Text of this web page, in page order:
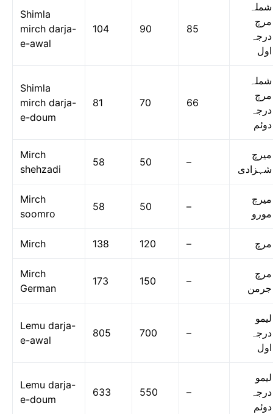
Shimla
mirch darja-
e-awal
104 90 85
شملہ
مرچ
درجہ
اول
Shimla
mirch darja-
e-doum
81 70 66
شملہ
مرچ
درجہ
دوئم
Mirch
shehzadi
58 50 –
میرچ
شہزادی
Mirch
soomro
58 50 –
میرچ
مورو
Mirch 138 120 – مرچ
Mirch
German
173 150 –
مرچ
جرمن
Lemu darja-
e-awal
805 700 –
لیمو
درجہ
اول
Lemu darja-
e-doum
633 550 –
لیمو
درجہ
دوئم